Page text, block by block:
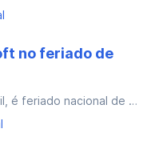
no feriado de
Na próxima sexta-feira, 21 de abril, é feriado nacional de Tiradentes. Confira como será o funcionamento da Dataloft no feriado: